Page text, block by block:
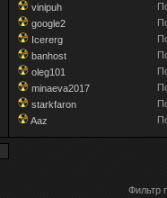
vinipuh
google2
Icererg
banhost
oleg101
minaeva2017
starkfaron
Aaz
Фильтр